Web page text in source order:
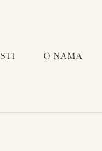
O NAMA